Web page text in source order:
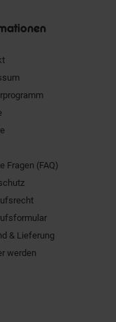
Fragen (FAQ)
& Lieferung
werden